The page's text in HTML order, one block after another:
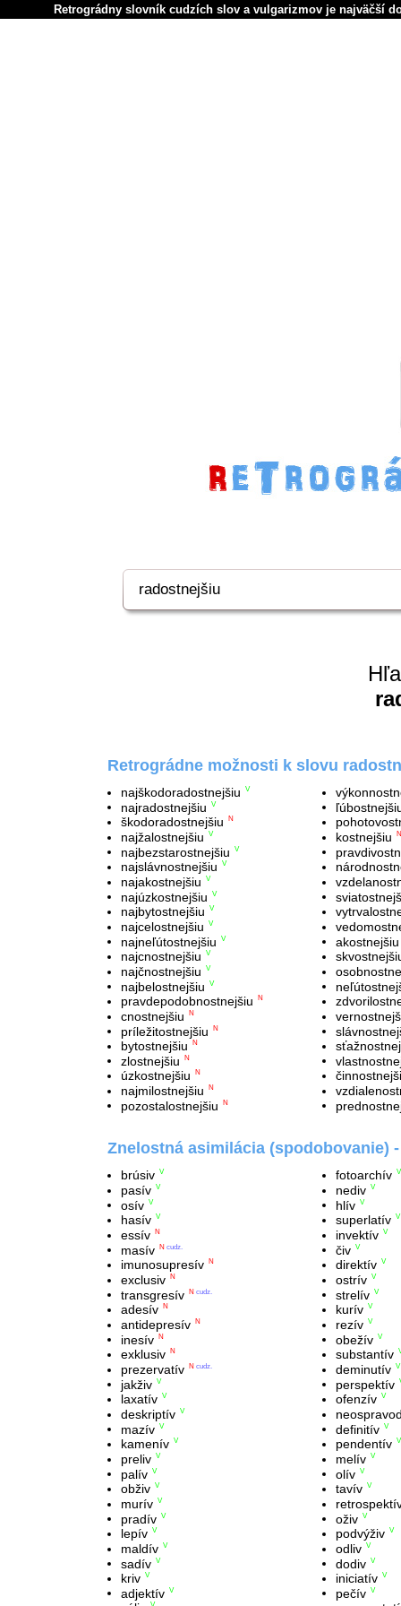
Retrográdny slovník cudzích slov a vulgarizmov je najväčší
Retrográdne možnosti k slovu
najškodoradostnejšiu V
najradostnejšiu V
škodoradostnejšiu N
najžalostnejšiu V
najbezstarostnejšiu V
najslávnostnejšiu V
najakostnejšiu V
najúzkostnejšiu V
najbytostnejšiu V
najcelostnejšiu V
najneľútostnejšiu V
najcnostnejšiu V
najčnostnejšiu V
najbelostnejšiu V
pravdepodobnostnejšiu N
cnostnejšiu N
príležitostnejšiu N
bytostnejšiu N
zlostnejšiu N
úzkostnejšiu N
najmilostnejšiu N
pozostalostnejšiu N
kostnejšiu
N
akostnejšiu
Znelostná asimilácia (spodobovanie)
brúsiv V
pasív V
osív V
hasív V
essív N
masív N cudz.
imunosupresív N
exclusiv N
transgresív N cudz.
adesív N
antidepresív N
inesív N
exklusiv N
prezervatív N cudz.
jakživ V
laxatív V
deskriptív V
mazív V
kamenív V
preliv V
palív V
obživ V
murív V
pradív V
lepív V
maldív V
sadív V
kriv V
adjektív V
fotoarchív V
nediv V
hlív V
superlatív V
invektív V
čiv V
direktív V
ostrív V
strelív V
kurív V
rezív V
obežív V
substantív
deminutív V
perspektív
ofenzív V
definitív V
pendentív V
melív V
olív V
tavív V
oživ V
podvýživ V
odliv V
dodiv V
iniciatív V
pečív V